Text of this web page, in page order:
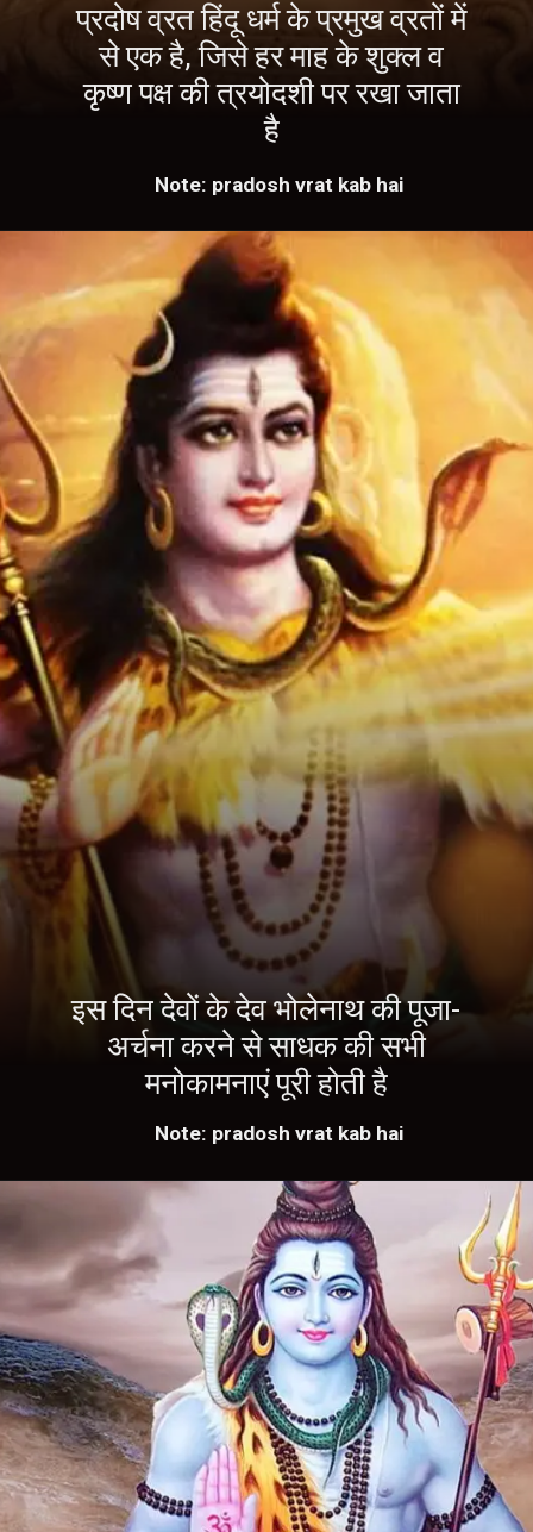
प्रदोष व्रत हिंदू धर्म के प्रमुख व्रतों में
से एक है, जिसे हर माह के शुक्ल व
कृष्ण पक्ष की त्रयोदशी पर रखा जाता
है
Note: pradosh vrat kab hai
इस दिन देवों के देव भोलेनाथ की पूजा-
अर्चना करने से साधक की सभी
मनोकामनाएं पूरी होती है
Note: pradosh vrat kab hai